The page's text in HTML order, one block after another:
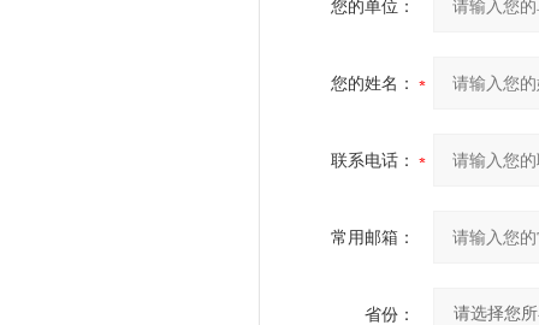
您的单位：
您的姓名：
联系电话：
常用邮箱：
省份：